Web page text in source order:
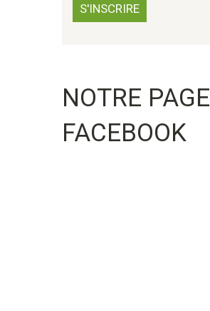
NOTRE PAGE
FACEBOOK